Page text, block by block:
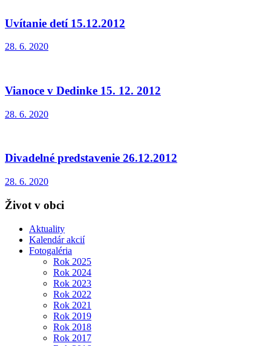
Uvítanie detí 15.12.2012
28. 6. 2020
Vianoce v Dedinke 15. 12. 2012
28. 6. 2020
Divadelné predstavenie 26.12.2012
28. 6. 2020
Život v obci
Aktuality
Kalendár akcií
Fotogaléria
Rok 2025
Rok 2024
Rok 2023
Rok 2022
Rok 2021
Rok 2019
Rok 2018
Rok 2017